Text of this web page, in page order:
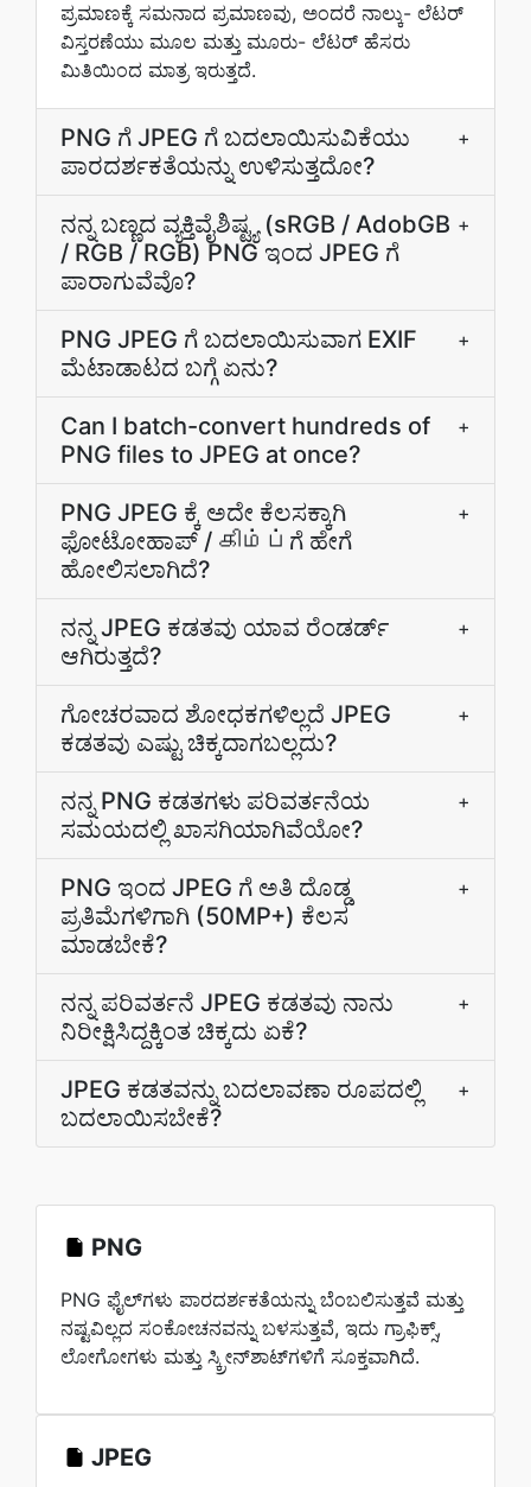
ಪ್ರಮಾಣಕ್ಕೆ ಸಮನಾದ ಪ್ರಮಾಣವು, ಅಂದರೆ ನಾಲ್ಕು- ಲೆಟರ್
ವಿಸ್ತರಣೆಯು ಮೂಲ ಮತ್ತು ಮೂರು- ಲೆಟರ್ ಹೆಸರು
ಮಿತಿಯಿಂದ ಮಾತ್ರ ಇರುತ್ತದೆ.
PNG ಗೆ JPEG ಗೆ ಬದಲಾಯಿಸುವಿಕೆಯು
ಪಾರದರ್ಶಕತೆಯನ್ನು ಉಳಿಸುತ್ತದೋ?
+
ನನ್ನ ಬಣ್ಣದ ವ್ಯಕ್ತಿವೈಶಿಷ್ಟ್ಯ (sRGB / AdobGB
/ RGB / RGB) PNG ಇಂದ JPEG ಗೆ
ಪಾರಾಗುವೆವೊ?
+
PNG JPEG ಗೆ ಬದಲಾಯಿಸುವಾಗ EXIF
ಮೆಟಾಡಾಟದ ಬಗ್ಗೆ ಏನು?
+
Can I batch-convert hundreds of
PNG files to JPEG at once?
+
PNG JPEG ಕ್ಕೆ ಅದೇ ಕೆಲಸಕ್ಕಾಗಿ
ಫೋಟೋಹಾಪ್‌ / கிம்ப்‌ಗೆ ಹೇಗೆ
ಹೋಲಿಸಲಾಗಿದೆ?
+
ನನ್ನ JPEG ಕಡತವು ಯಾವ ರೆಂಡರ್ಡ್
ಆಗಿರುತ್ತದೆ?
+
ಗೋಚರವಾದ ಶೋಧಕಗಳಿಲ್ಲದೆ JPEG
ಕಡತವು ಎಷ್ಟು ಚಿಕ್ಕದಾಗಬಲ್ಲದು?
+
ನನ್ನ PNG ಕಡತಗಳು ಪರಿವರ್ತನೆಯ
ಸಮಯದಲ್ಲಿ ಖಾಸಗಿಯಾಗಿವೆಯೋ?
+
PNG ಇಂದ JPEG ಗೆ ಅತಿ ದೊಡ್ಡ
ಪ್ರತಿಮೆಗಳಿಗಾಗಿ (50MP+) ಕೆಲಸ
ಮಾಡಬೇಕೆ?
+
ನನ್ನ ಪರಿವರ್ತನೆ JPEG ಕಡತವು ನಾನು
ನಿರೀಕ್ಷಿಸಿದ್ದಕ್ಕಿಂತ ಚಿಕ್ಕದು ಏಕೆ?
+
JPEG ಕಡತವನ್ನು ಬದಲಾವಣಾ ರೂಪದಲ್ಲಿ
ಬದಲಾಯಿಸಬೇಕೆ?
+
PNG
PNG ಫೈಲ್‌ಗಳು ಪಾರದರ್ಶಕತೆಯನ್ನು ಬೆಂಬಲಿಸುತ್ತವೆ ಮತ್ತು
ನಷ್ಟವಿಲ್ಲದ ಸಂಕೋಚನವನ್ನು ಬಳಸುತ್ತವೆ, ಇದು ಗ್ರಾಫಿಕ್ಸ್,
ಲೋಗೋಗಳು ಮತ್ತು ಸ್ಕ್ರೀನ್‌ಶಾಟ್‌ಗಳಿಗೆ ಸೂಕ್ತವಾಗಿದೆ.
JPEG